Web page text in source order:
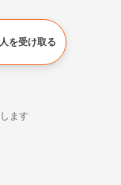
を受け取る
ます